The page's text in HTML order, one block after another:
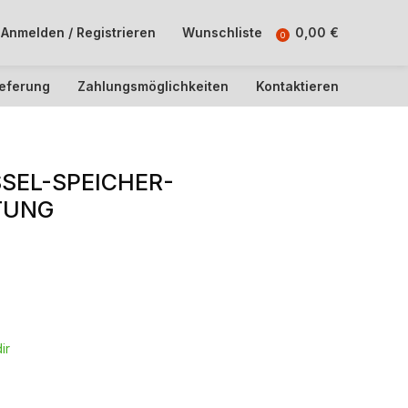
Anmelden / Registrieren Wunschliste 0 0,00 €
Zahlungsmöglichkeiten Kontaktieren
SPEICHER-